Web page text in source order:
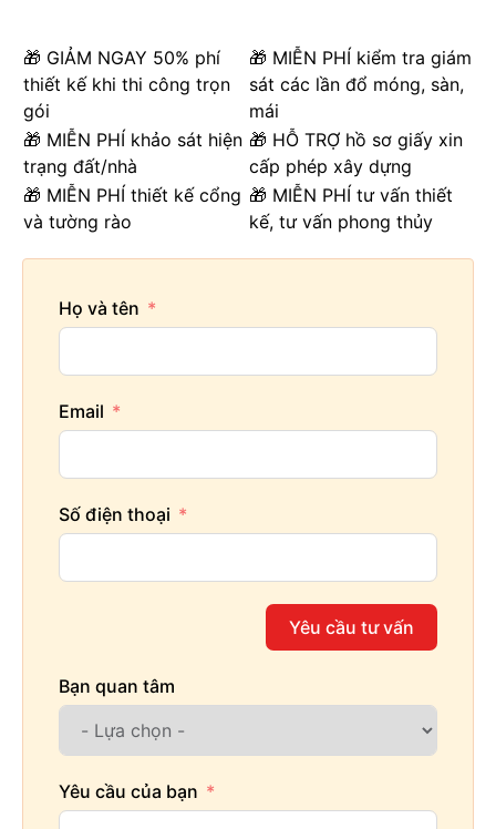
🎁 GIẢM NGAY 50% phí
thiết kế khi thi công trọn
gói
🎁 MIỄN PHÍ kiểm tra giám
sát các lần đổ móng, sàn,
mái
🎁 MIỄN PHÍ khảo sát hiện
trạng đất/nhà
🎁 HỖ TRỢ hồ sơ giấy xin
cấp phép xây dựng
🎁 MIỄN PHÍ thiết kế cổng
và tường rào
🎁 MIỄN PHÍ tư vấn thiết
kế, tư vấn phong thủy
Họ và tên
Email
Số điện thoại
Yêu cầu tư vấn
Bạn quan tâm
Yêu cầu của bạn